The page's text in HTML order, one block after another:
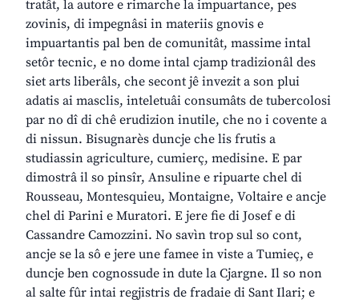
tratât, la autore e rimarche la impuartance, pes
zovinis, di impegnâsi in materiis gnovis e
impuartantis pal ben de comunitât, massime intal
setôr tecnic, e no dome intal cjamp tradizionâl des
siet arts liberâls, che secont jê invezit a son plui
adatis ai masclis, inteletuâi consumâts de tubercolosi
par no dî di chê erudizion inutile, che no i covente a
di nissun. Bisugnarès duncje che lis frutis a
studiassin agriculture, cumierç, medisine. E par
dimostrâ il so pinsîr, Ansuline e ripuarte chel di
Rousseau, Montesquieu, Montaigne, Voltaire e ancje
chel di Parini e Muratori. E jere fie di Josef e di
Cassandre Camozzini. No savìn trop sul so cont,
ancje se la sô e jere une famee in viste a Tumieç, e
duncje ben cognossude in dute la Cjargne. Il so non
al salte fûr intai regjistris de fradaie di Sant Ilari; e